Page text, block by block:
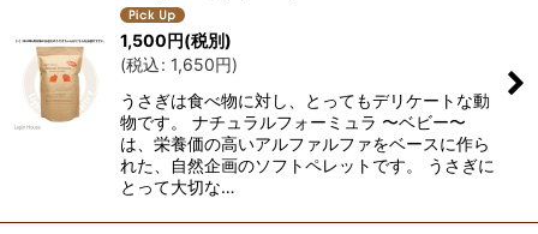
1,500円(税別)
(税込: 1,650円)
うさぎは食べ物に対し、とってもデリケートな動
物です。 ナチュラルフォーミュラ 〜ベビー〜
は、栄養価の高いアルファルファをベースに作ら
れた、自然企画のソフトペレットです。 うさぎに
とって大切な…